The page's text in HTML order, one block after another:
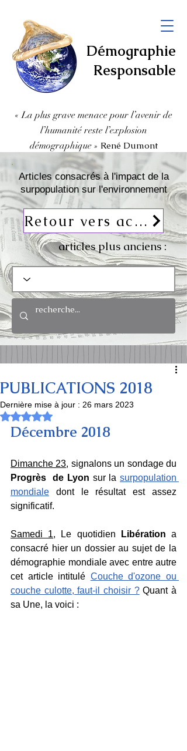
Démographie
Responsable
« La plus grave menace pour l’avenir de
l’humanité reste l’explosion
démographique » René Dumont
Articles consacrés à l'impact de la
surpopulation sur l'environnement
Retour vers actualités
articles plus anciens :
PUBLICATIONS 2018
Dernière mise à jour : 26 mars 2023
Noté NaN étoiles sur 5.
Décembre 2018
Dimanche 23
Progrès  de Lyon sur la surpopulation
mondiale dont le résultat est assez
significatif.
Samedi 1, Le quotidien Libération a
consacré hier un dossier au sujet de la
démographie mondiale avec entre autre
cet article intitulé Couche d'ozone ou
couche culotte, faut-il choisir ? Quant à
sa Une, la voici :